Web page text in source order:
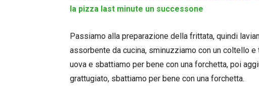
la pizza last minute un successone
Passiamo alla preparazione della frittata, quindi
assorbente da cucina, sminuzziamo con un coltello
uova e sbattiamo per bene con una forchetta, poi
grattugiato, sbattiamo per bene con una forchetta.